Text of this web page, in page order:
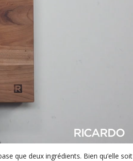
que deux ingrédients. Bien qu’elle soit